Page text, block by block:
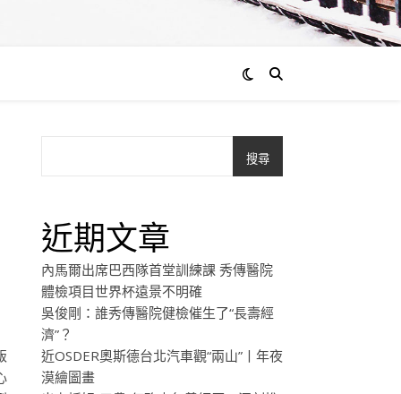
搜尋
近期文章
內馬爾出席巴西隊首堂訓練課 秀傳醫院
體檢項目世界杯遠景不明確
吳俊剛：誰秀傳醫院健檢催生了“長壽經
濟”？
近OSDER奧斯德台北汽車觀“兩山”丨年夜
漠繪圖畫